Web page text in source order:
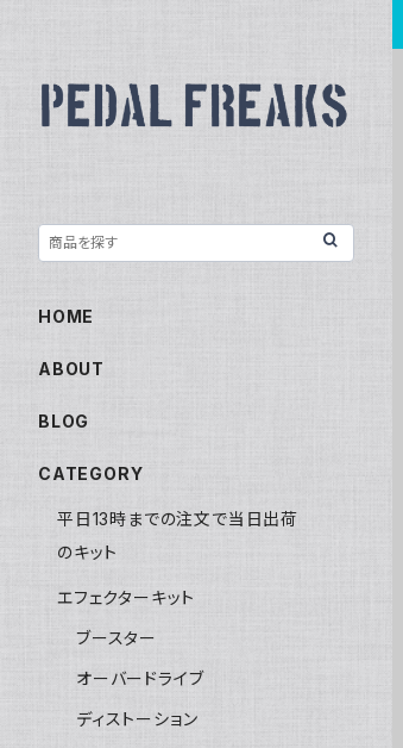
HOME
ABOUT
BLOG
CATEGORY
平日13時までの注文で当日出荷
のキット
エフェクターキット
ブースター
オーバードライブ
ディストーション